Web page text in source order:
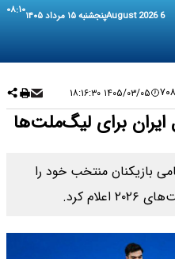
6 August 2026 پنجشنبه ۱۵ مرداد ۱۴۰۵ ۰۸:۱۰
۱۴۰۵/۰۳/۰۵ ۱۸:۱۶:۳۰
بازیکنان منتخب خود را
کرد.